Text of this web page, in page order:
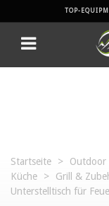
TOP-
Startseite > Outdoor
Küche
> Grill &
Unterstelltisch für